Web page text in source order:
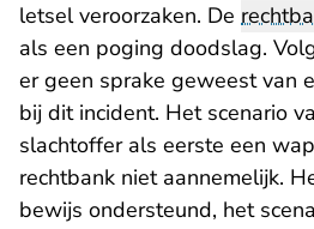
letsel veroorzaken. De
als een poging doodslag.
er geen sprake geweest van
bij dit incident. Het scenario
slachtoffer als eerste een
rechtbank niet aannemelijk.
bewijs ondersteund, het